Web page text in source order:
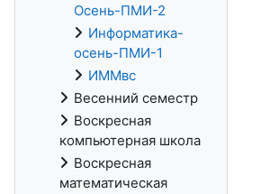
Осень-ПМИ-2
Информатика-
осень-ПМИ-1
ИММвс
Весенний семестр
Воскресная
компьютерная школа
Воскресная
математическая